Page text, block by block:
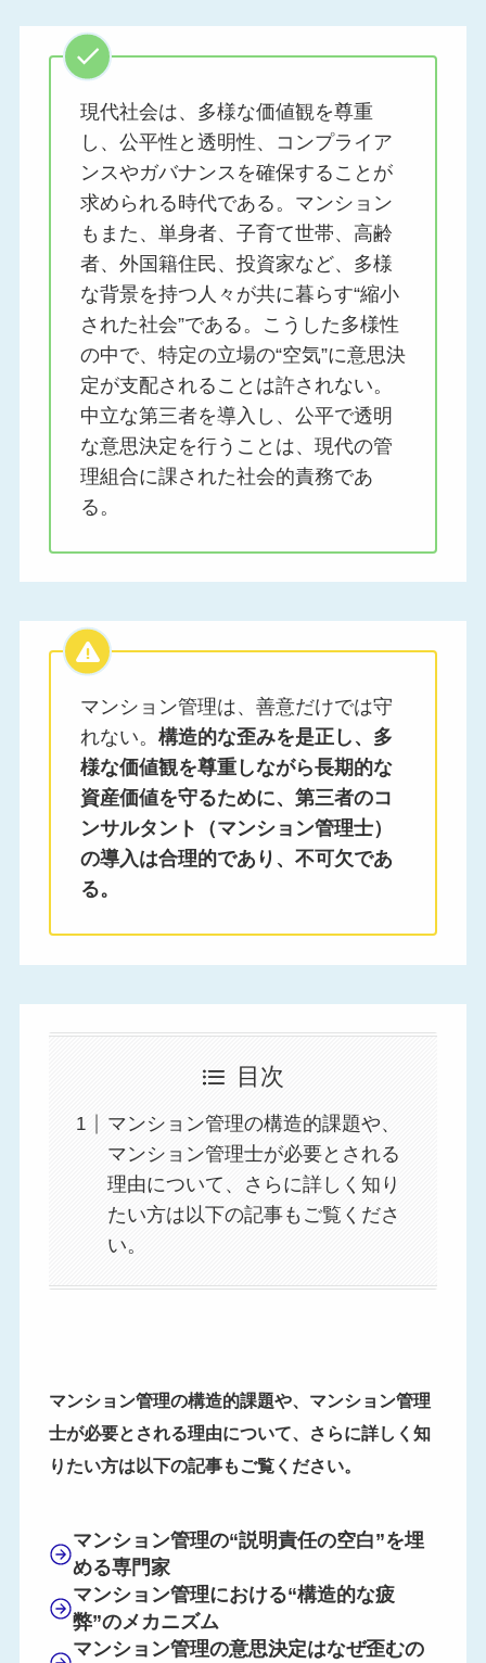
現代社会は、多様な価値観を尊重
し、公平性と透明性、コンプライア
ンスやガバナンスを確保することが
求められる時代である。マンション
もまた、単身者、子育て世帯、高齢
者、外国籍住民、投資家など、多様
な背景を持つ人々が共に暮らす“縮小
された社会”である。こうした多様性
の中で、特定の立場の“空気”に意思決
定が支配されることは許されない。
中立な第三者を導入し、公平で透明
な意思決定を行うことは、現代の管
理組合に課された社会的責務であ
る。
マンション管理は、善意だけでは守
れない。 構造的な歪みを是正し、多
様な価値観を尊重しながら長期的な
資産価値を守るために、第三者のコ
ンサルタント（マンション管理士）
の導入は合理的であり、不可欠であ
る。
目次
マンション管理の構造的課題や、
マンション管理士が必要とされる
理由について、さらに詳しく知り
たい方は以下の記事もご覧くださ
い。
マンション管理の構造的課題や、マンション管理
士が必要とされる理由について、さらに詳しく知
りたい方は以下の記事もご覧ください。
マンション管理の“説明責任の空白”を埋
める専門家
マンション管理における“構造的な疲
弊”のメカニズム
マンション管理の意思決定はなぜ歪むの